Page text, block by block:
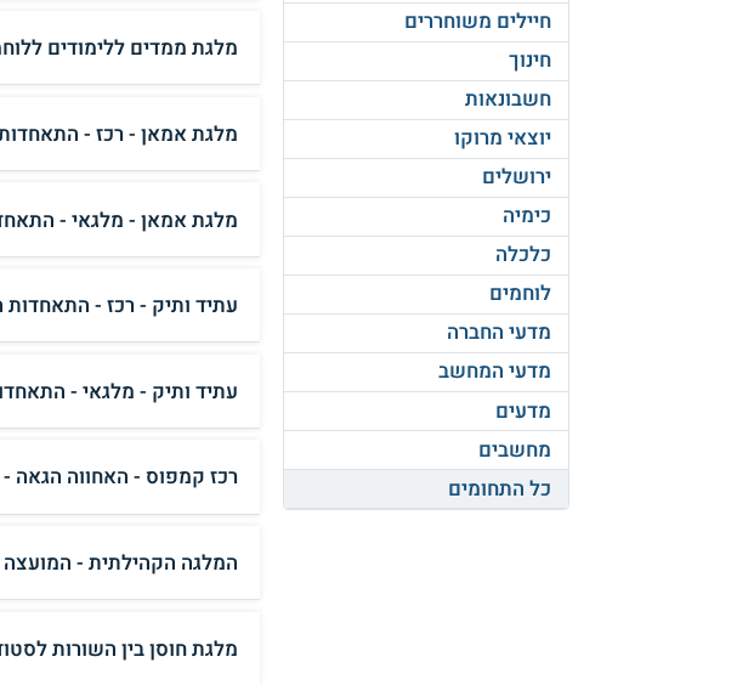
חיילים משוחררים
חינוך
חשבונאות
יוצאי מרוקו
ירושלים
כימיה
כלכלה
לוחמים
מדעי החברה
מדעי המחשב
מדעים
מחשבים
כל התחומים
מלגת ממדים ללימודים
מלגת אמאן - רכז -
מלגת אמאן - מלגאי -
עתיד ותיק - רכז - התאחדות
עתיד ותיק - מלגאי -
רכז קמפוס - האחווה הגאה
המלגה הקהילתית -
מלגת חוסן בין השורות